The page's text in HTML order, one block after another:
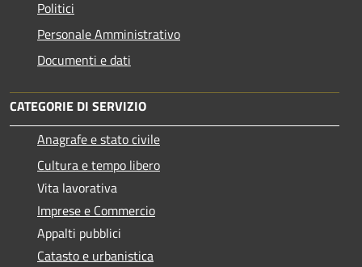
Politici
Personale Amministrativo
Documenti e dati
CATEGORIE DI SERVIZIO
Anagrafe e stato civile
Cultura e tempo libero
Vita lavorativa
Imprese e Commercio
Appalti pubblici
Catasto e urbanistica